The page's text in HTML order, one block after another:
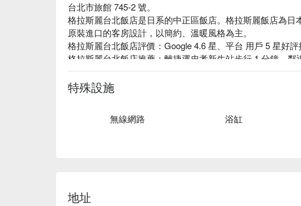
台北市旅館 745-2 號。
格拉斯麗台北飯店是日系的中正區飯店。格拉斯麗飯店為日
原裝進口的客房設計，以簡約、溫暖風格為主。
格拉斯麗台北飯店評價：Google 4.6 星、平台 用戶 5 星好評
格拉斯麗台北飯店推薦：離捷運忠孝新生站步行 1 分鐘，
創。館內客房除了貼心提供直式鏡、穿鞋拔、柔軟刷毛鞋刷
進「獨立型浴室」，為近年開業的 WHG 酒店特色，深受旅
格拉斯麗台北飯店優惠、格拉斯麗台北飯店住宿方案、格拉
特殊設施
無線網路 浴缸
地址